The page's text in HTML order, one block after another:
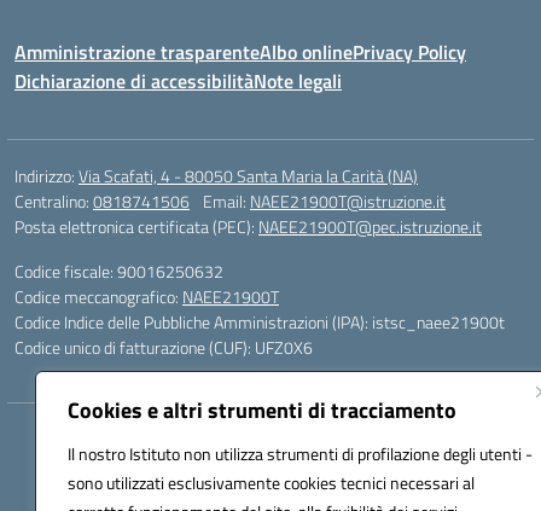
Cookies e altri strumenti di tracciamento
Il nostro Istituto non utilizza strumenti di profilazione degli utenti -
sono utilizzati esclusivamente cookies tecnici necessari al
Amministrazione trasparenteAlbo onlinePrivacy Policy
Dichiarazione di accessibilitàNote legali
Indirizzo:Via Scafati, 4 - 80050 Santa Maria la Carità (NA)
Centralino:0818741506 Email: NAEE21900T@istruzione.it
Posta elettronica certificata (PEC): NAEE21900T@pec.istruzione.it
Codice fiscale: 90016250632
Codice meccanografico: NAEE21900T
Codice Indice delle Pubbliche Amministrazioni (IPA): istsc_naee21900t
Codice unico di fatturazione (CUF): UFZ0X6
Concept & Design by Designers Italia